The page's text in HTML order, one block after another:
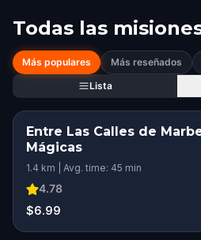
Todas las
Más populares Más reseñados
Lista
Entre Las Calles de
Mágicas
1.4 km | Avg. time: 45 min
4.78
$6.99